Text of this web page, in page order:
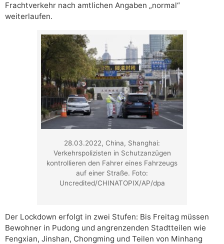
Frachtverkehr nach amtlichen Angaben „normal“
weiterlaufen.
28.03.2022, China, Shanghai:
Verkehrspolizisten in Schutzanzügen
kontrollieren den Fahrer eines Fahrzeugs
auf einer Straße. Foto:
Uncredited/CHINATOPIX/AP/dpa
Der Lockdown erfolgt in zwei Stufen: Bis Freitag müssen
Bewohner in Pudong und angrenzenden Stadtteilen wie
Fengxian, Jinshan, Chongming und Teilen von Minhang